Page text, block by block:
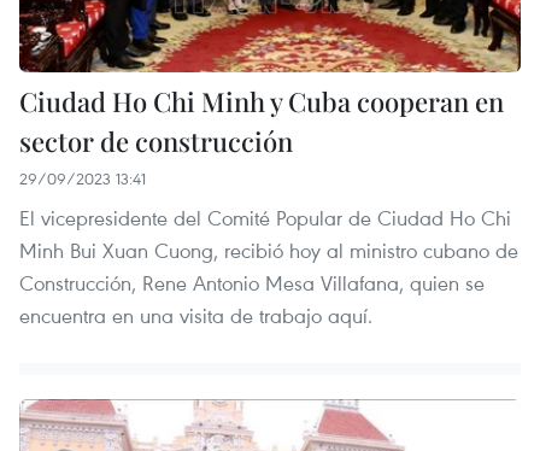
Ciudad Ho Chi Minh y Cuba cooperan en
sector de construcción
29/09/2023 13:41
El vicepresidente del Comité Popular de Ciudad Ho Chi
Minh Bui Xuan Cuong, recibió hoy al ministro cubano de
Construcción, Rene Antonio Mesa Villafana, quien se
encuentra en una visita de trabajo aquí.